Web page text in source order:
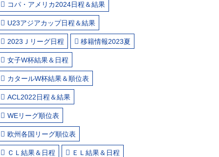
コパ・アメリカ2024日程＆結果
U23アジアカップ日程＆結果
2023Ｊリーグ日程 移籍情報2023夏
女子W杯結果＆日程
カタールW杯結果＆順位表
ACL2022日程＆結果
WEリーグ順位表
欧州各国リーグ順位表
ＣＬ結果＆日程 ＥＬ結果＆日程